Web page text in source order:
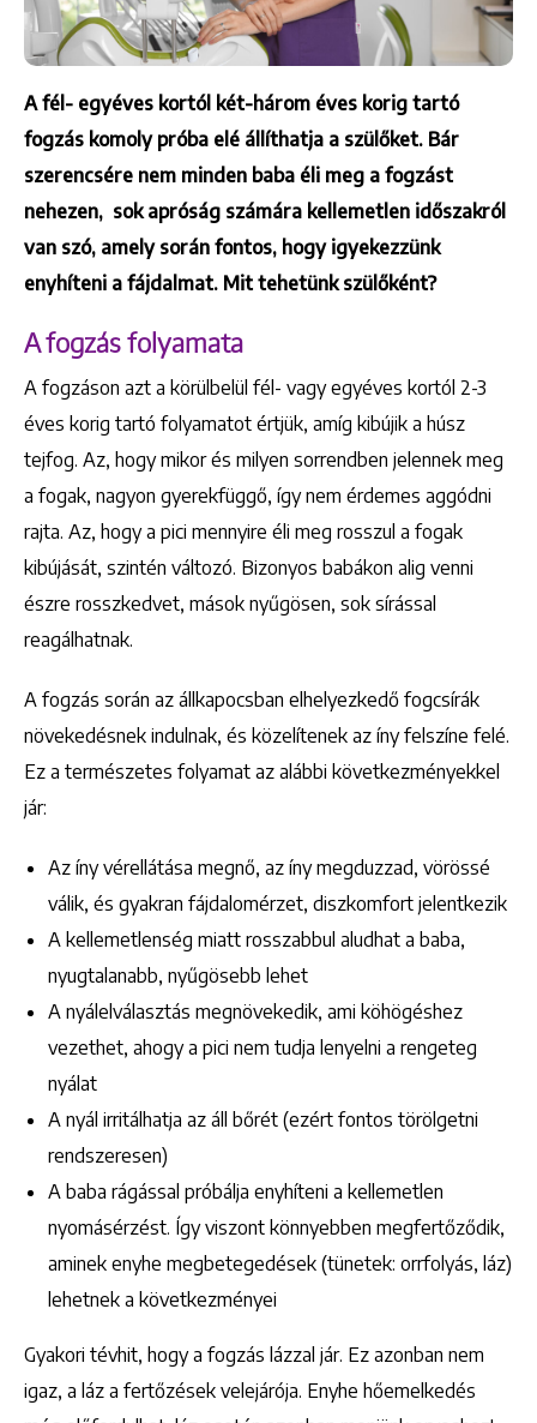
A fél- egyéves kortól két-három éves korig tartó
fogzás komoly próba elé állíthatja a szülőket. Bár
szerencsére nem minden baba éli meg a fogzást
nehezen, sok apróság számára kellemetlen időszakról
van szó, amely során fontos, hogy igyekezzünk
enyhíteni a fájdalmat. Mit tehetünk szülőként?
A fogzás folyamata
A fogzáson azt a körülbelül fél- vagy egyéves kortól 2-3
éves korig tartó folyamatot értjük, amíg kibújik a húsz
tejfog. Az, hogy mikor és milyen sorrendben jelennek meg
a fogak, nagyon gyerekfüggő, így nem érdemes aggódni
rajta. Az, hogy a pici mennyire éli meg rosszul a fogak
kibújását, szintén változó. Bizonyos babákon alig venni
észre rosszkedvet, mások nyűgösen, sok sírással
reagálhatnak.
A fogzás során az állkapocsban elhelyezkedő fogcsírák
növekedésnek indulnak, és közelítenek az íny felszíne felé.
Ez a természetes folyamat az alábbi következményekkel
jár:
Az íny vérellátása megnő, az íny megduzzad, vörössé
válik, és gyakran fájdalomérzet, diszkomfort jelentkezik
A kellemetlenség miatt rosszabbul aludhat a baba,
nyugtalanabb, nyűgösebb lehet
A nyálelválasztás megnövekedik, ami köhögéshez
vezethet, ahogy a pici nem tudja lenyelni a rengeteg
nyálat
A nyál irritálhatja az áll bőrét (ezért fontos törölgetni
rendszeresen)
A baba rágással próbálja enyhíteni a kellemetlen
nyomásérzést. Így viszont könnyebben megfertőződik,
aminek enyhe megbetegedések (tünetek: orrfolyás, láz)
lehetnek a következményei
Gyakori tévhit, hogy a fogzás lázzal jár. Ez azonban nem
igaz, a láz a fertőzések velejárója. Enyhe hőemelkedés